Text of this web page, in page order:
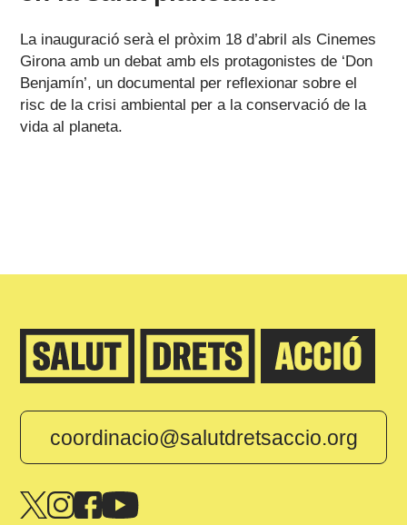
La inauguració serà el pròxim 18 d’abril als Cinemes
Girona amb un debat amb els protagonistes de ‘Don
Benjamín’, un documental per reflexionar sobre el
risc de la crisi ambiental per a la conservació de la
vida al planeta.
coordinacio@salutdretsaccio.org